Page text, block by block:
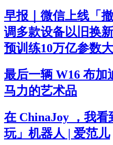
早报｜微信上线「
调多款设备以旧换
预训练10万亿参数
最后一辆 W16 布加
马力的艺术品
在 ChinaJoy ，我
玩」机器人 | 爱范儿